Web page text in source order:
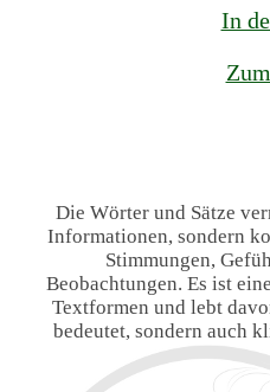
In
Die Wörter und Sätze
Informationen, sondern
Stimmungen,
Beobachtungen. Es ist
Textformen und lebt
bedeutet, sondern auch